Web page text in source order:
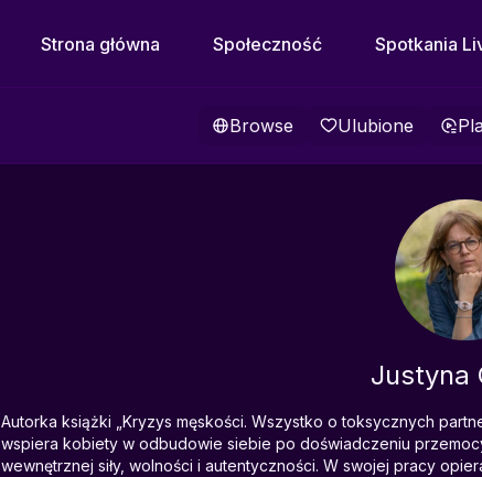
Strona główna Społeczność Spotkania
Browse Ulubione
Justyna
Autorka książki „Kryzys męskości. Wszystko o toksycznych
wspiera kobiety w odbudowie siebie po doświadczeniu
wewnętrznej siły, wolności i autentyczności. W swojej pracy